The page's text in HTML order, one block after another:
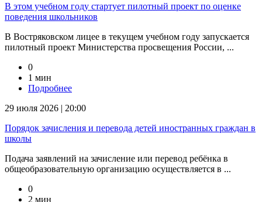
В этом учебном году стартует пилотный проект по оценке
поведения школьников
В Востряковском лицее в текущем учебном году запускается
пилотный проект Министерства просвещения России, ...
0
1 мин
Подробнее
29 июля 2026 | 20:00
Порядок зачисления и перевода детей иностранных граждан в
школы
Подача заявлений на зачисление или перевод ребёнка в
общеобразовательную организацию осуществляется в ...
0
2 мин